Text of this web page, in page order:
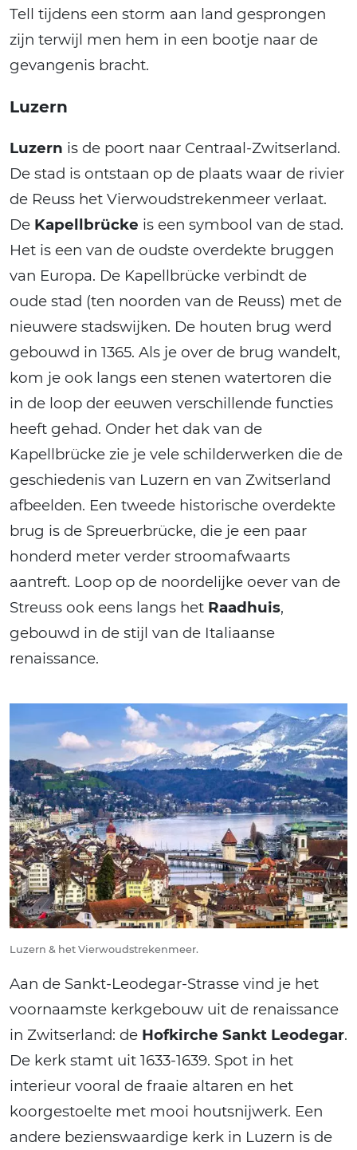
Tell tijdens een storm aan land gesprongen
zijn terwijl men hem in een bootje naar de
gevangenis bracht.
Luzern
Luzern is de poort naar Centraal-Zwitserland.
De stad is ontstaan op de plaats waar de rivier
de Reuss het Vierwoudstrekenmeer verlaat.
De Kapellbrücke is een symbool van de stad.
Het is een van de oudste overdekte bruggen
van Europa. De Kapellbrücke verbindt de
oude stad (ten noorden van de Reuss) met de
nieuwere stadswijken. De houten brug werd
gebouwd in 1365. Als je over de brug wandelt,
kom je ook langs een stenen watertoren die
in de loop der eeuwen verschillende functies
heeft gehad. Onder het dak van de
Kapellbrücke zie je vele schilderwerken die de
geschiedenis van Luzern en van Zwitserland
afbeelden. Een tweede historische overdekte
brug is de Spreuerbrücke, die je een paar
honderd meter verder stroomafwaarts
aantreft. Loop op de noordelijke oever van de
Streuss ook eens langs het Raadhuis,
gebouwd in de stijl van de Italiaanse
renaissance.
Luzern & het Vierwoudstrekenmeer.
Aan de Sankt-Leodegar-Strasse vind je het
voornaamste kerkgebouw uit de renaissance
in Zwitserland: de Hofkirche Sankt Leodegar.
De kerk stamt uit 1633-1639. Spot in het
interieur vooral de fraaie altaren en het
koorgestoelte met mooi houtsnijwerk. Een
andere bezienswaardige kerk in Luzern is de